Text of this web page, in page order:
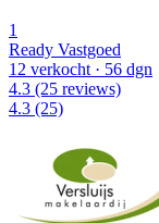
1
Ready Vastgoed
12 verkocht· 56 dgn
4.3 (25 reviews)
4.3 (25)